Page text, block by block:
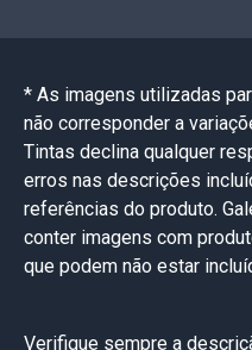
* As imagens utilizadas
não corresponder a
Tintas declina qualquer
erros nas descrições
referências do produto.
conter imagens com
que podem não estar
Verifique sempre a